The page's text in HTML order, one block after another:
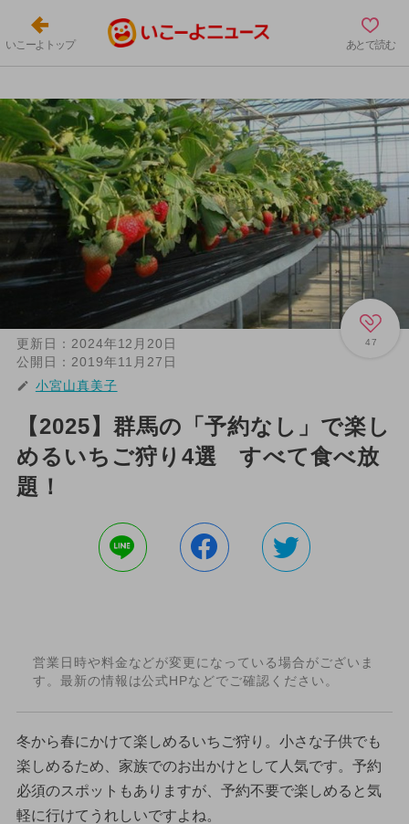
いこーよトップ あとで読む
47
更新日： 2024年12月20日
公開日： 2019年11月27日
小宮山真美子
【2025】群馬の「予約なし」で楽し
めるいちご狩り4選 すべて食べ放
題！
営業日時や料金などが変更になっている場合がございま
す。最新の情報は公式HPなどでご確認ください。
冬から春にかけて楽しめるいちご狩り。小さな子供でも
楽しめるため、家族でのお出かけとして人気です。予約
必須のスポットもありますが、予約不要で楽しめると気
軽に行けてうれしいですよね。